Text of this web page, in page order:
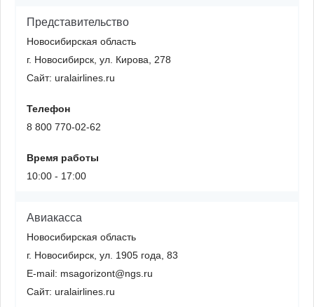
Представительство
Новосибирская область
г. Новосибирск, ул. Кирова, 278
Сайт: uralairlines.ru
Телефон
8 800 770-02-62
Время работы
10:00 - 17:00
Авиакасса
Новосибирская область
г. Новосибирск, ул. 1905 года, 83
E-mail: msagorizont@ngs.ru
Сайт: uralairlines.ru